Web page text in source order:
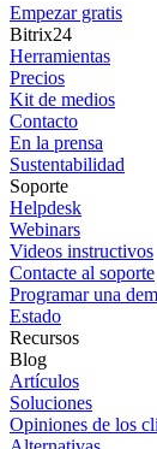
Empezar gratis
Bitrix24
Herramientas
Precios
Kit de medios
Contacto
En la prensa
Sustentabilidad
Soporte
Helpdesk
Webinars
Videos instructivos
Contacte al soporte
Programar una
Estado
Recursos
Blog
Artículos
Soluciones
Opiniones de los